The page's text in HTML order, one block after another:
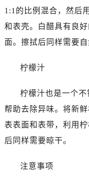
1:1的比例混合，然后
和表壳。白醋具有良
面。擦拭后同样需要自
柠檬汁
柠檬汁也是一个
帮助去除异味。将新
表表面和表带，利用
后同样需要晾干。
注意事项